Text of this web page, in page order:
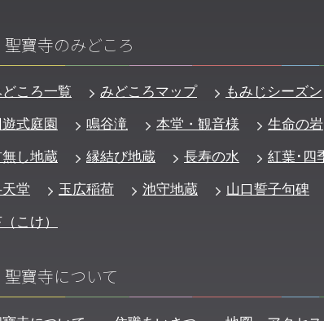
聖寶寺のみどころ
ころ一覧 みどころマップ
もみじシーズン
式庭園
鳴谷滝 本堂・観音様
生命の岩
し地蔵
縁結び地蔵 長寿の水
紅葉･四
堂
玉広稲荷 池守地蔵
山口誓子句碑
こけ）
聖寶寺について